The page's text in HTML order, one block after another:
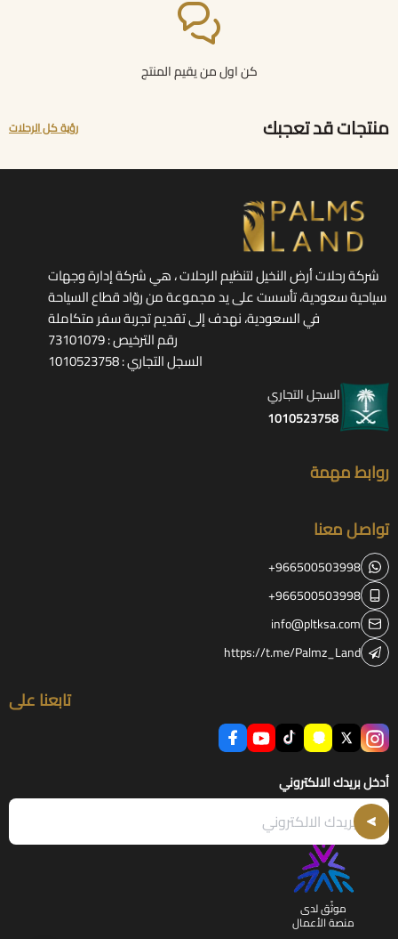
كن اول من يقيم المنتج
منتجات قد تعجبك رؤية كل الرحلات
شركة رحلات أرض النخيل لتنظيم الرحلات ، هي شركة إدارة وجهات
سياحية سعودية، تأسست على يد مجموعة من روّاد قطاع السياحة
في السعودية، نهدف إلى تقديم تجربة سفر متكاملة
رقم الترخيص : 73101079
السجل التجاري : 1010523758
السجل التجاري
1010523758
روابط مهمة
تواصل معنا
+966500503998
+966500503998
info@pltksa.com
https://t.me/Palmz_Land
تابعنا على
أدخل بريدك الالكتروني
موثّق لدى
منصة الأعمال